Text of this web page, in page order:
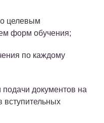
целевым
форм обучения;
по каждому
документов на
вступительных